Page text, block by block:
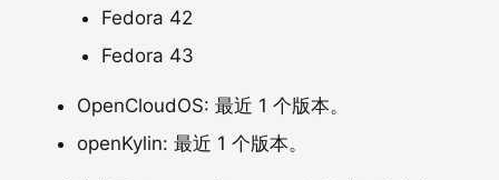
Fedora 42
Fedora 43
OpenCloudOS: 最近 1 个版本。
openKylin: 最近 1 个版本。